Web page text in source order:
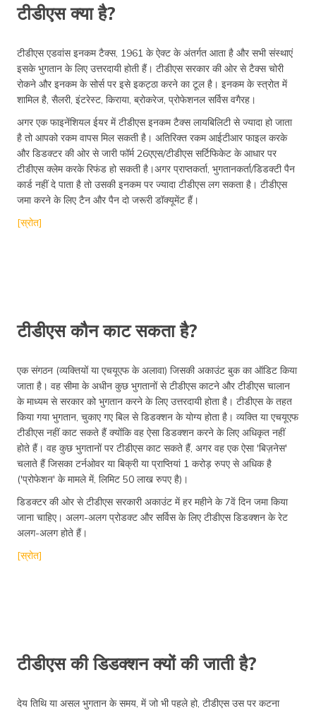
टीडीएस क्या है?
टीडीएस एडवांस इनकम टैक्स, 1961 के ऐक्ट के अंतर्गत आता है और सभी संस्थाएं
इसके भुगतान के लिए उत्तरदायी होती हैं। टीडीएस सरकार की ओर से टैक्स चोरी
रोकने और इनकम के सोर्स पर इसे इकट्ठा करने का टूल है। इनकम के स्त्रोत में
शामिल है, सैलरी, इंटरेस्ट, किराया, ब्रोकरेज, प्रोफेशनल सर्विस वगैरह।
अगर एक फाइनेंशियल ईयर में टीडीएस इनकम टैक्स लायबिलिटी से ज्यादा हो जाता
है तो आपको रकम वापस मिल सकती है। अतिरिक्त रकम आईटीआर फाइल करके
और डिडक्टर की ओर से जारी फॉर्म 26एएस/टीडीएस सर्टिफिकेट के आधार पर
टीडीएस क्लेम करके रिफंड हो सकती है।अगर प्राप्तकर्ता, भुगतानकर्ता/डिडक्टी पैन
कार्ड नहीं दे पाता है तो उसकी इनकम पर ज्यादा टीडीएस लग सकता है। टीडीएस
जमा करने के लिए टैन और पैन दो जरूरी डॉक्यूमेंट हैं।
[स्रोत]
टीडीएस कौन काट सकता है?
एक संगठन (व्यक्तियों या एचयूएफ के अलावा) जिसकी अकाउंट बुक का ऑडिट किया
जाता है। वह सीमा के अधीन कुछ भुगतानों से टीडीएस काटने और टीडीएस चालान
के माध्यम से सरकार को भुगतान करने के लिए उत्तरदायी होता है। टीडीएस के तहत
किया गया भुगतान, चुकाए गए बिल से डिडक्शन के योग्य होता है। व्यक्ति या एचयूएफ
टीडीएस नहीं काट सकते हैं क्योंकि वह ऐसा डिडक्शन करने के लिए अधिकृत नहीं
होते हैं। वह कुछ भुगतानों पर टीडीएस काट सकते हैं, अगर वह एक ऐसा 'बिज़नेस'
चलाते हैं जिसका टर्नओवर या बिक्री या प्राप्तियां 1 करोड़ रुपए से अधिक है
('प्रोफेशन' के मामले में, लिमिट 50 लाख रुपए है)।
डिडक्टर की ओर से टीडीएस सरकारी अकाउंट में हर महीने के 7वें दिन जमा किया
जाना चाहिए। अलग-अलग प्रोडक्ट और सर्विस के लिए टीडीएस डिडक्शन के रेट
अलग-अलग होते हैं।
[स्रोत]
टीडीएस की डिडक्शन क्यों की जाती है?
देय तिथि या असल भुगतान के समय, में जो भी पहले हो, टीडीएस उस पर कटना